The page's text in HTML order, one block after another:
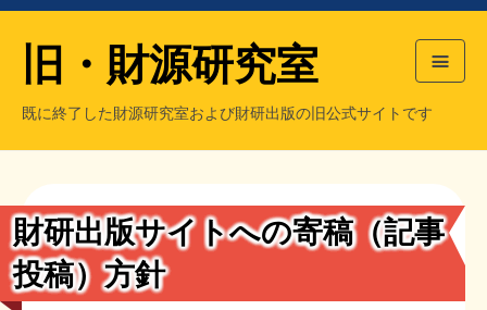
もっと知りたい方へ
旧・財源研究室
既に終了した財源研究室および財研出版の旧公式サイトです
財研出版サイトへの寄稿（記事
投稿）方針